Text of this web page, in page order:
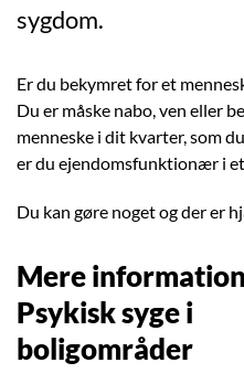
sygdom.
Er du bekymret for et
Du er måske nabo, ven eller
menneske i dit kvarter, som
er du ejendomsfunktionær i
Du kan gøre noget og der er
Mere
Psykisk syge i
boligområder